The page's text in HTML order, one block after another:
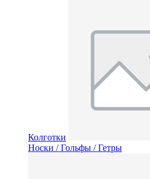
Колготки
Носки / Гольфы / Гетры